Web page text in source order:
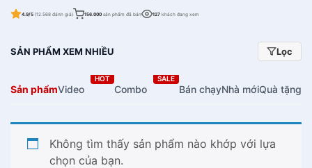
4.9/5 (12.568 đánh giá) 156.000 sản phẩm đã bán 127 khách đang xem
SẢN PHẨM XEM NHIỀU Lọc
Sản phẩmVideo
HOT
Combo
SALE
Bán chạyNhà mớiQuà tặng
Không tìm thấy sản phẩm nào khớp với lựa
chọn của bạn.